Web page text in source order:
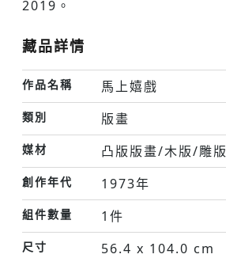
2019。
藏品詳情
作品名稱 馬上嬉戲
類別 版畫
媒材 凸版版畫/木版/雕版
創作年代 1973年
組件數量 1件
尺寸 56.4 x 104.0 cm